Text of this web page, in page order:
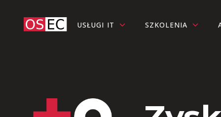
USŁUGI IT SZKOLENIA